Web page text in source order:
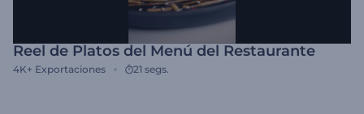
Reel de Platos del Menú del Restaurante
4K+ Exportaciones 21 segs.